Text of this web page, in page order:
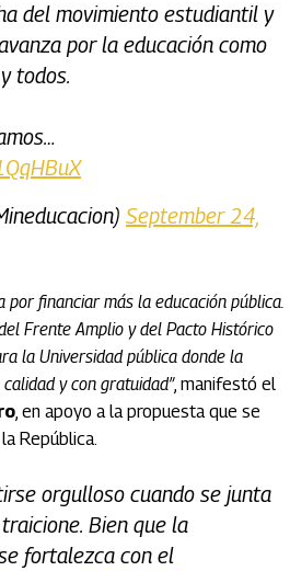
del movimiento estudiantil y
por la educación como
todos.
September 24,
por financiar más la educación pública.
Frente Amplio y del Pacto Histórico
la Universidad pública donde la
y con gratuidad”, manifestó el
, en apoyo a la propuesta que se
República.
orgulloso cuando se junta
Bien que la
fortalezca con el